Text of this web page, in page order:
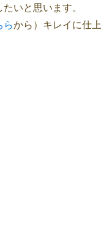
いと思います。
らから）キレイに仕上